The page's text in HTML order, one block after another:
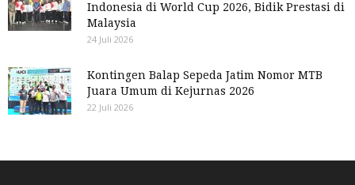
Indonesia di World Cup 2026, Bidik Prestasi di
Malaysia
24 Juli 2026
Kontingen Balap Sepeda Jatim Nomor MTB
Juara Umum di Kejurnas 2026
22 Juli 2026